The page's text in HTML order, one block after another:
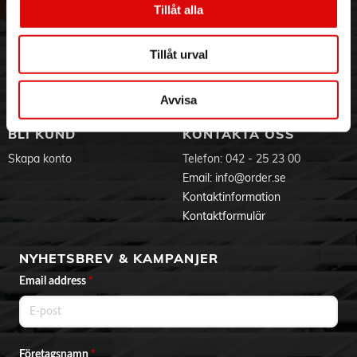
Tillåt alla
Tillåt urval
Avvisa
Visselblåsning
Aktuellt på Order
Ansökan om RMA
Godsefterlysning & Felleverans
Integritetspolicy
Om cookies
BLI KUND
Skapa konto
KONTAKTA OSS
Telefon: 042 - 25 23 00
Email: info@order.se
Kontaktinformation
Kontaktformulär
NYHETSBREV & KAMPANJER
Email address *
Företagsnamn *